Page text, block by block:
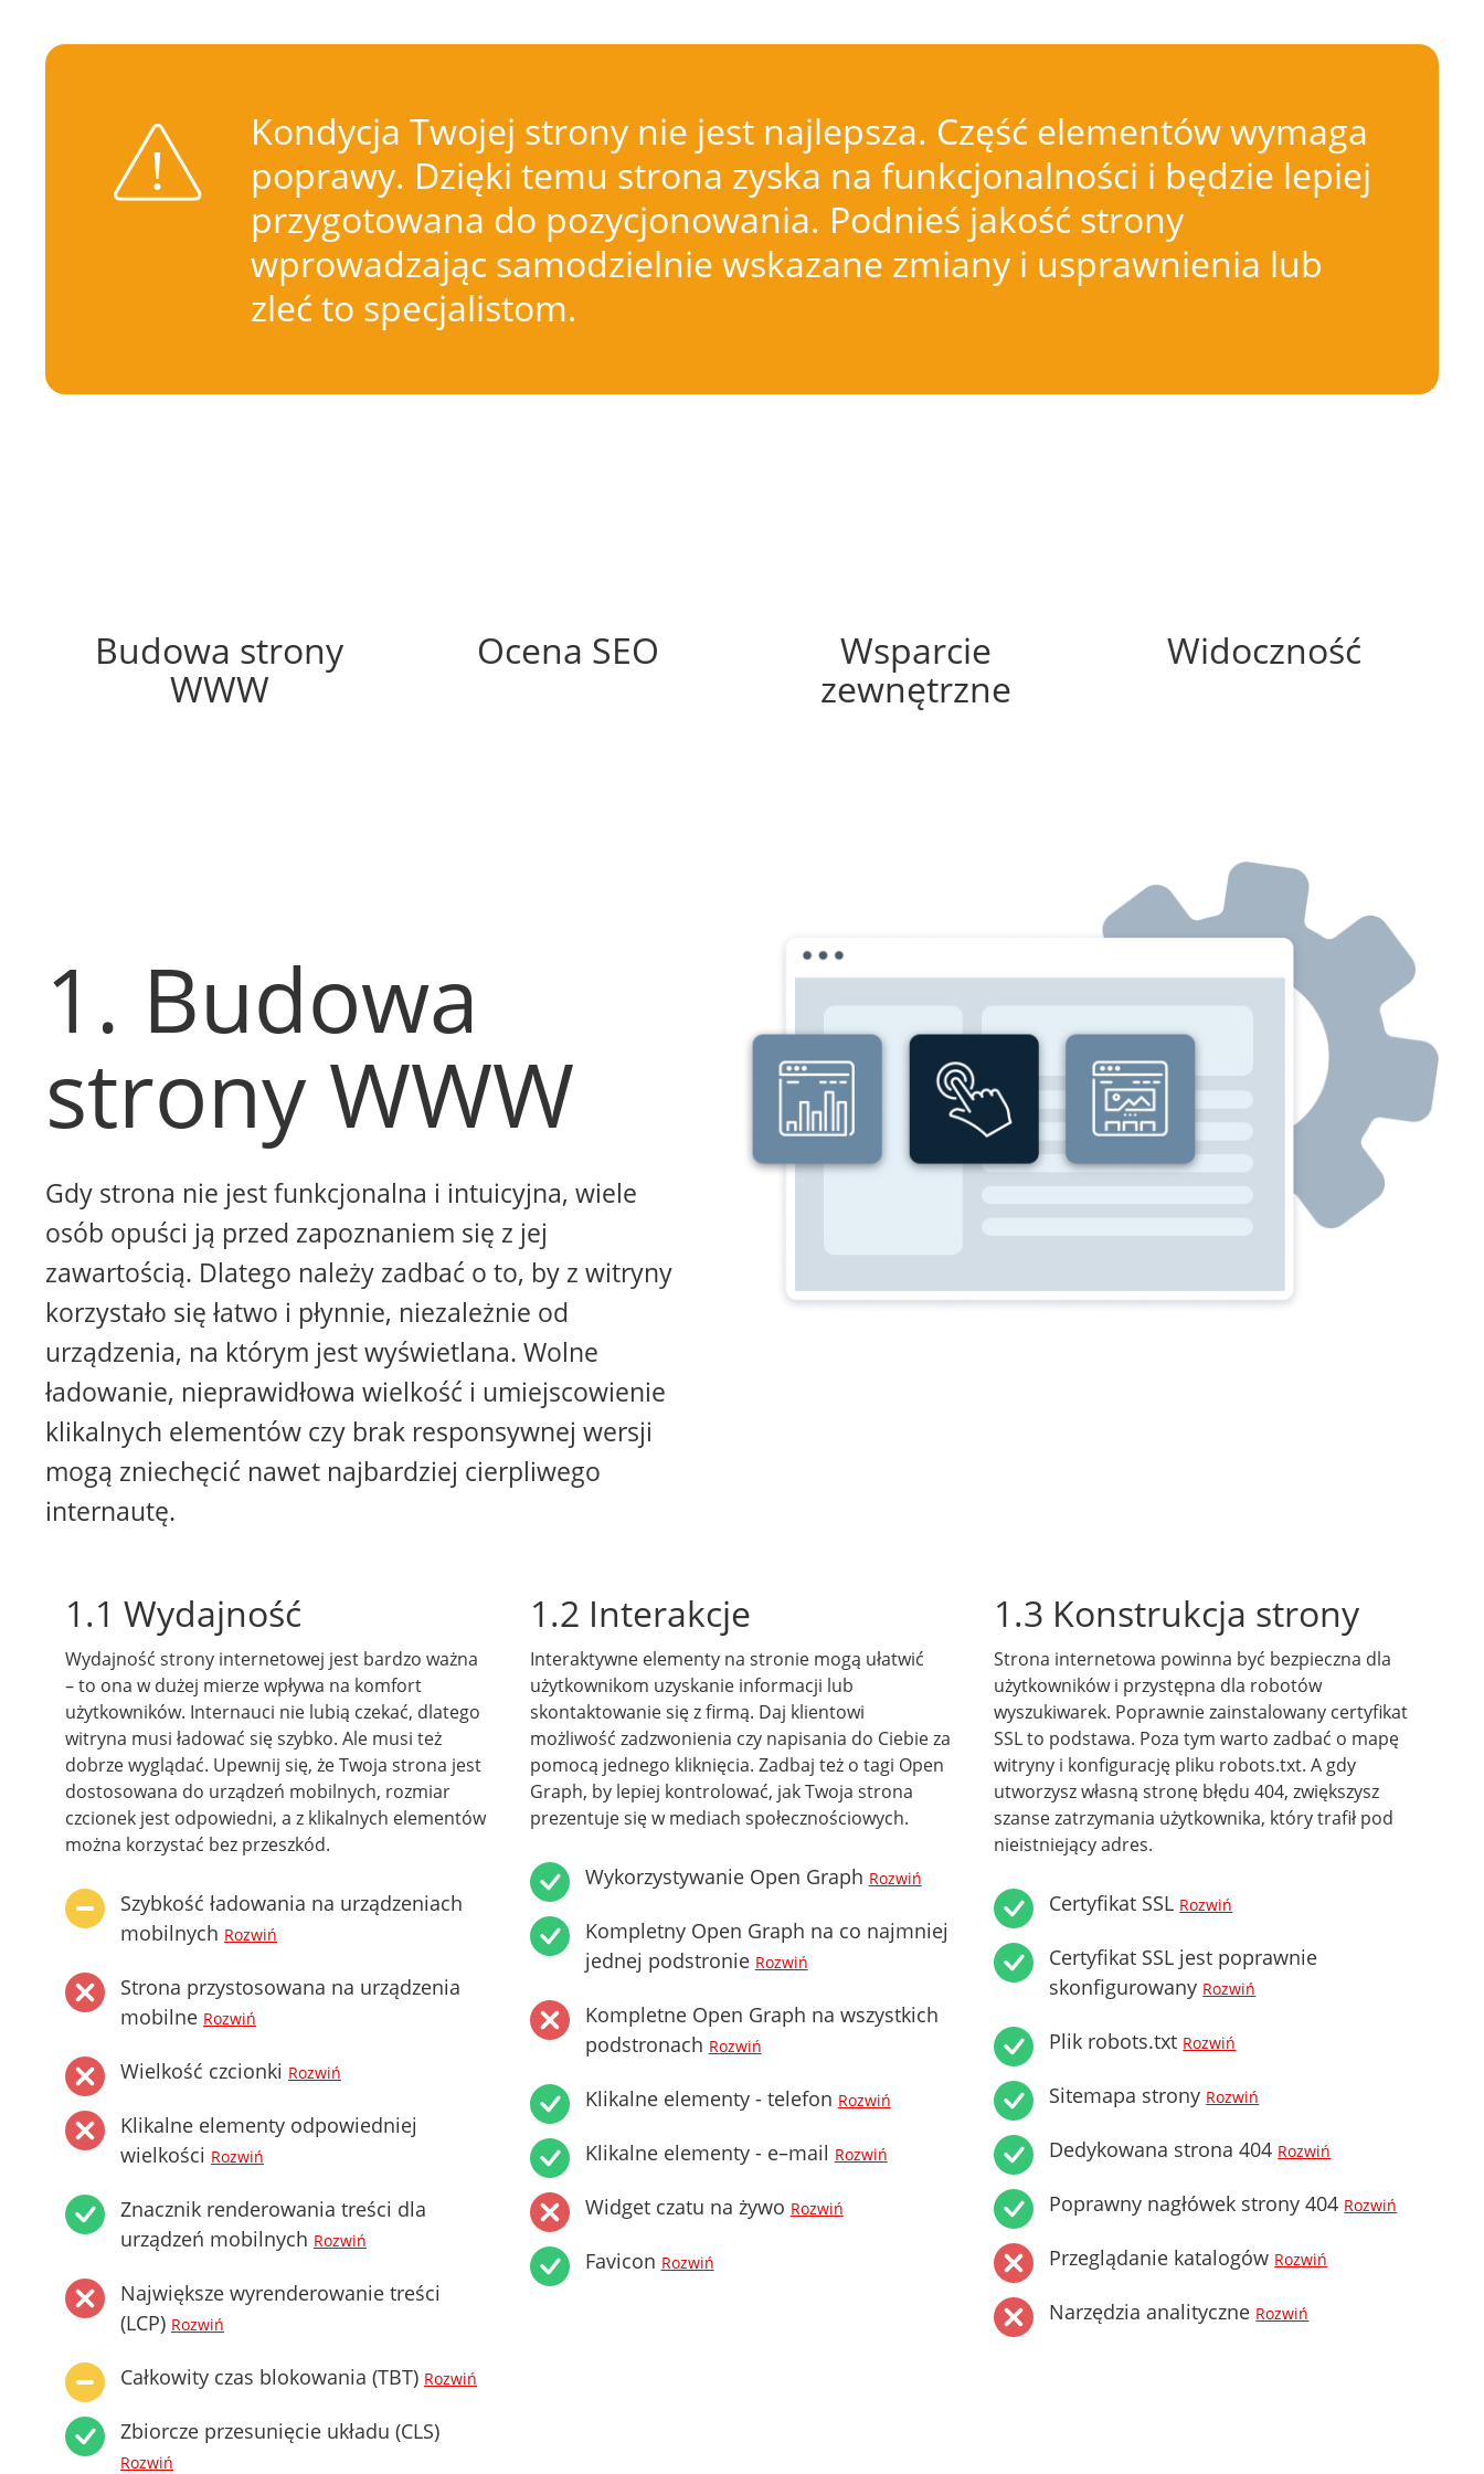
Kondycja Twojej strony nie jest najlepsza. Część elementów wymaga
poprawy. Dzięki temu strona zyska na funkcjonalności i będzie lepiej
przygotowana do pozycjonowania. Podnieś jakość strony
wprowadzając samodzielnie wskazane zmiany i usprawnienia lub
zleć to specjalistom.
Budowa strony
WWW
Ocena SEO
Wsparcie
zewnętrzne
Widoczność
1. Budowa
strony WWW
Gdy strona nie jest funkcjonalna i intuicyjna, wiele
osób opuści ją przed zapoznaniem się z jej
zawartością. Dlatego należy zadbać o to, by z witryny
korzystało się łatwo i płynnie, niezależnie od
urządzenia, na którym jest wyświetlana. Wolne
ładowanie, nieprawidłowa wielkość i umiejscowienie
klikalnych elementów czy brak responsywnej wersji
mogą zniechęcić nawet najbardziej cierpliwego
internautę.
1.1 Wydajność
Wydajność strony internetowej jest bardzo ważna
– to ona w dużej mierze wpływa na komfort
użytkowników. Internauci nie lubią czekać, dlatego
witryna musi ładować się szybko. Ale musi też
dobrze wyglądać. Upewnij się, że Twoja strona jest
dostosowana do urządzeń mobilnych, rozmiar
czcionek jest odpowiedni, a z klikalnych elementów
można korzystać bez przeszkód.
Szybkość ładowania na urządzeniach
mobilnych Rozwiń
Strona przystosowana na urządzenia
mobilne Rozwiń
Wielkość czcionki Rozwiń
Klikalne elementy odpowiedniej
wielkości Rozwiń
Znacznik renderowania treści dla
urządzeń mobilnych Rozwiń
Największe wyrenderowanie treści
(LCP) Rozwiń
Całkowity czas blokowania (TBT) Rozwiń
Zbiorcze przesunięcie układu (CLS)
Rozwiń
1.2 Interakcje
Interaktywne elementy na stronie mogą ułatwić
użytkownikom uzyskanie informacji lub
skontaktowanie się z firmą. Daj klientowi
możliwość zadzwonienia czy napisania do Ciebie za
pomocą jednego kliknięcia. Zadbaj też o tagi Open
Graph, by lepiej kontrolować, jak Twoja strona
prezentuje się w mediach społecznościowych.
Wykorzystywanie Open Graph Rozwiń
Kompletny Open Graph na co najmniej
jednej podstronie Rozwiń
Kompletne Open Graph na wszystkich
podstronach Rozwiń
Klikalne elementy - telefon Rozwiń
Klikalne elementy - e–mail Rozwiń
Widget czatu na żywo Rozwiń
Favicon Rozwiń
1.3 Konstrukcja strony
Strona internetowa powinna być bezpieczna dla
użytkowników i przystępna dla robotów
wyszukiwarek. Poprawnie zainstalowany certyfikat
SSL to podstawa. Poza tym warto zadbać o mapę
witryny i konfigurację pliku robots.txt. A gdy
utworzysz własną stronę błędu 404, zwiększysz
szanse zatrzymania użytkownika, który trafił pod
nieistniejący adres.
Certyfikat SSL Rozwiń
Certyfikat SSL jest poprawnie
skonfigurowany Rozwiń
Plik robots.txt Rozwiń
Sitemapa strony Rozwiń
Dedykowana strona 404 Rozwiń
Poprawny nagłówek strony 404 Rozwiń
Przeglądanie katalogów Rozwiń
Narzędzia analityczne Rozwiń